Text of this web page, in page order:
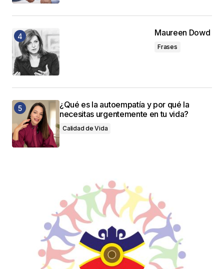
Maureen Dowd
Frases
¿Qué es la autoempatía y por qué la
necesitas urgentemente en tu vida?
Calidad de Vida